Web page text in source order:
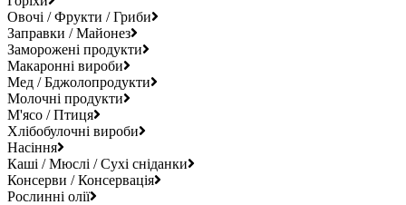
Овочі / Фрукти / Гриби
Заправки / Майонез
Заморожені продукти
Макаронні вироби
Мед / Бджолопродукти
Молочні продукти
М'ясо / Птиця
Хлібобулочні вироби
Насіння
Каші / Мюслі / Сухі сніданки
Консерви / Консервація
Рослинні олії